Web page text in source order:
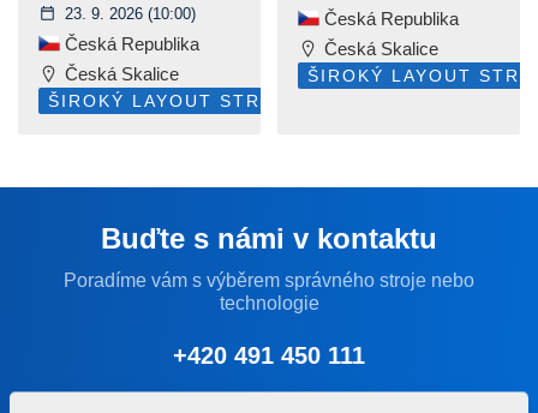
23. 9. 2026 (10:00)
Česká Republika
Česká Skalice
ŠIROKÝ LAYOUT STRÁNKY
Česká Republika
Česká Skalice
ŠIROKÝ LAYOUT
Buďte s námi v kontaktu
Poradíme vám s výběrem správného stroje nebo
technologie
+420 491 450 111